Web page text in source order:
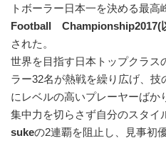
トボーラー日本一を決める最高
Football Championship2017(
された。
世界を目指す日本トップクラス
ラー32名が熱戦を繰り広げ、技
にレベルの高いプレーヤーばか
集中力を切らさず自分のスタイ
sukeの2連覇を阻止し、見事初